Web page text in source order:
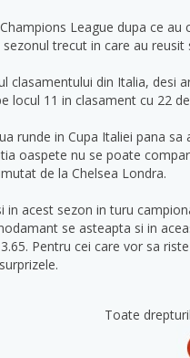
League dupa ce
trecut in care au
clasamentului din Italia,
locul 11 in clasament cu 22
runde in Cupa Italiei pana
oaspete nu se poate
de la Chelsea Londra.
in acest sezon in turu
se asteapta si in
Pentru cei care vor sa
Toate